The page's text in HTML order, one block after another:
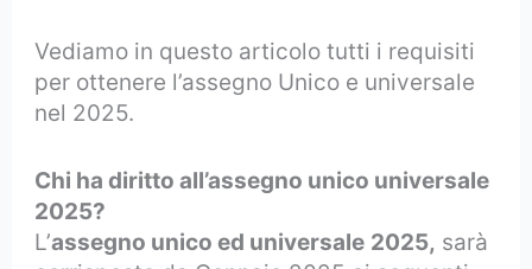
Vediamo in questo articolo tutti i requisiti
per ottenere l’assegno Unico e universale
nel 2025.
Chi ha diritto all’assegno unico universale
2025?
L’assegno unico ed universale 2025, sarà